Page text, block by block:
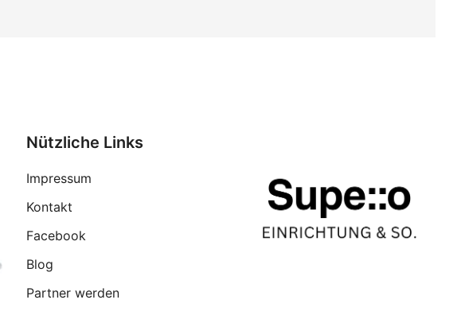
Nützliche Links
Impressum
Kontakt
Facebook
Blog
Partner werden